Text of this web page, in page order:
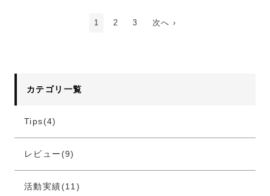
1 2 3 次へ ›
カテゴリ一覧
Tips(4)
レビュー(9)
活動実績(11)